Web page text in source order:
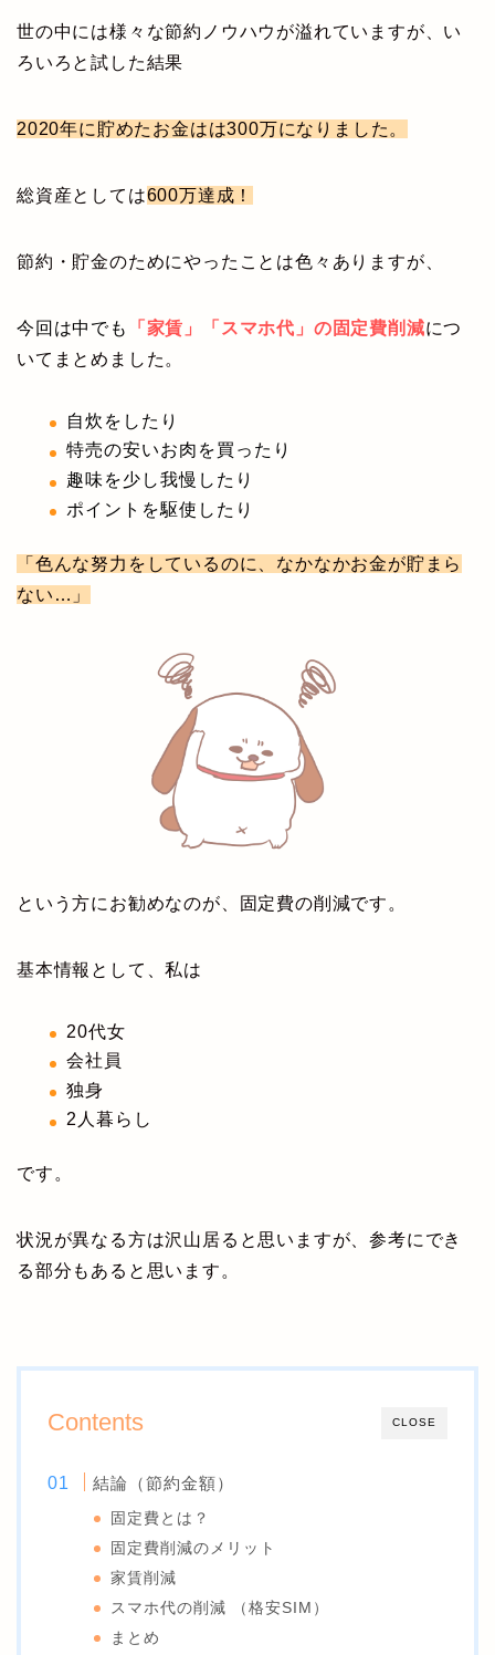
世の中には様々な節約ノウハウが溢れていますが、い
ろいろと試した結果
2020年に貯めたお金はは300万になりました。
総資産としては600万達成！
節約・貯金のためにやったことは色々ありますが、
今回は中でも 「家賃」「スマホ代」の固定費削減につ
いてまとめました。
自炊をしたり
特売の安いお肉を買ったり
趣味を少し我慢したり
ポイントを駆使したり
「色んな努力をしているのに、なかなかお金が貯まら
ない…」
という方にお勧めなのが、固定費の削減です。
基本情報として、私は
20代女
会社員
独身
2人暮らし
です。
状況が異なる方は沢山居ると思いますが、参考にでき
る部分もあると思います。
CLOSE
Contents
結論（節約金額）
固定費とは？
固定費削減のメリット
家賃削減
スマホ代の削減 （格安SIM）
まとめ